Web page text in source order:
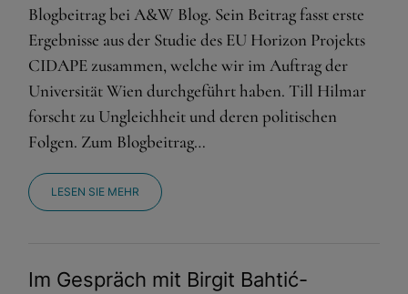
Blogbeitrag bei A&W Blog. Sein Beitrag fasst erste
Ergebnisse aus der Studie des EU Horizon Projekts
CIDAPE zusammen, welche wir im Auftrag der
Universität Wien durchgeführt haben. Till Hilmar
forscht zu Ungleichheit und deren politischen
Folgen. Zum Blogbeitrag…
LESEN SIE MEHR
Im Gespräch mit Birgit Bahtić-